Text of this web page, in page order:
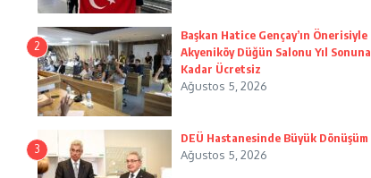
2
Başkan Hatice Gençay’ın Önerisiyle
Akyeniköy Düğün Salonu Yıl Sonuna
Kadar Ücretsiz
Ağustos 5, 2026
3
DEÜ Hastanesinde Büyük Dönüşüm
Ağustos 5, 2026